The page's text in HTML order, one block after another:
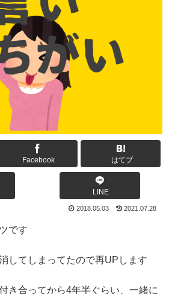
Facebook はてブ
LINE
2018.05.03 2021.07.28
です
してしまってたので再UPします
き合ってから4年半ぐらい、一緒に